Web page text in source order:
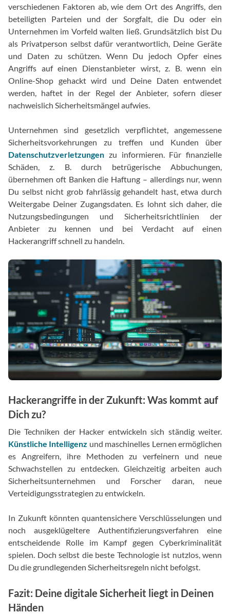
verschiedenen Faktoren ab, wie dem Ort des Angriffs, den
beteiligten Parteien und der Sorgfalt, die Du oder ein
Unternehmen im Vorfeld walten ließ. Grundsätzlich bist Du
als Privatperson selbst dafür verantwortlich, Deine Geräte
und Daten zu schützen. Wenn Du jedoch Opfer eines
Angriffs auf einen Dienstanbieter wirst, z. B. wenn ein
Online-Shop gehackt wird und Deine Daten entwendet
werden, haftet in der Regel der Anbieter, sofern dieser
nachweislich Sicherheitsmängel aufwies.
Unternehmen sind gesetzlich verpflichtet, angemessene
Sicherheitsvorkehrungen zu treffen und Kunden über
Datenschutzverletzungen zu informieren. Für finanzielle
Schäden, z. B. durch betrügerische Abbuchungen,
übernehmen oft Banken die Haftung – allerdings nur, wenn
Du selbst nicht grob fahrlässig gehandelt hast, etwa durch
Weitergabe Deiner Zugangsdaten. Es lohnt sich daher, die
Nutzungsbedingungen und Sicherheitsrichtlinien der
Anbieter zu kennen und bei Verdacht auf einen
Hackerangriff schnell zu handeln.
Hackerangriffe in der Zukunft: Was kommt auf
Dich zu?
Die Techniken der Hacker entwickeln sich ständig weiter.
Künstliche Intelligenz und maschinelles Lernen ermöglichen
es Angreifern, ihre Methoden zu verfeinern und neue
Schwachstellen zu entdecken. Gleichzeitig arbeiten auch
Sicherheitsunternehmen und Forscher daran, neue
Verteidigungsstrategien zu entwickeln.
In Zukunft könnten quantensichere Verschlüsselungen und
noch ausgeklügeltere Authentifizierungsverfahren eine
entscheidende Rolle im Kampf gegen Cyberkriminalität
spielen. Doch selbst die beste Technologie ist nutzlos, wenn
Du die grundlegenden Sicherheitsregeln nicht befolgst.
Fazit: Deine digitale Sicherheit liegt in Deinen
Händen